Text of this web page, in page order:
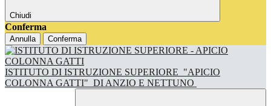
Chiudi
Conferma
Annulla Conferma
ISTITUTO DI ISTRUZIONE SUPERIORE "APICIO
COLONNA GATTI" DI ANZIO E NETTUNO